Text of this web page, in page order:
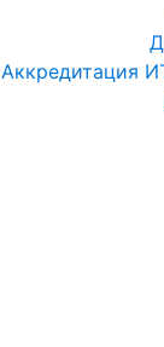
Аккредитация